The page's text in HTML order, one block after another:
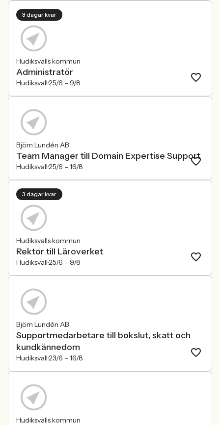
3 dagar kvar
Hudiksvalls kommun
Administratör
Hudiksvall25/6 – 9/8
Björn Lundén AB
Team Manager till Domain Expertise Support
Hudiksvall25/6 – 16/8
3 dagar kvar
Hudiksvalls kommun
Rektor till Läroverket
Hudiksvall25/6 – 9/8
Björn Lundén AB
Supportmedarbetare till bokslut, skatt och
kundkännedom
Hudiksvall23/6 – 16/8
Hudiksvalls kommun